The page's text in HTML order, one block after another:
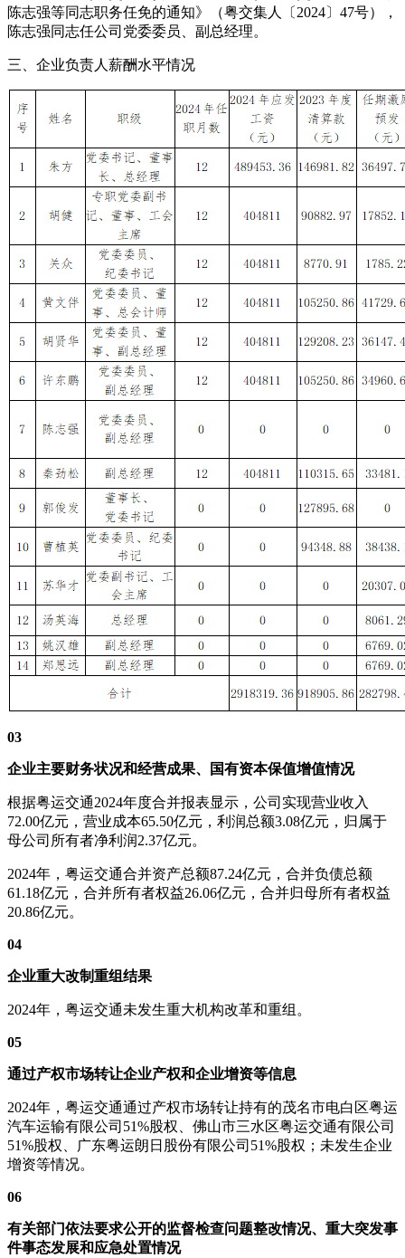
陈志强等同志职务任免的通知》（粤交集人〔2024〕47号），
陈志强同志任公司党委委员、副总经理。
三、企业负责人薪酬水平情况
03
企业主要财务状况和经营成果、国有资本保值增值情况
根据粤运交通2024年度合并报表显示，公司实现营业收入
72.00亿元，营业成本65.50亿元，利润总额3.08亿元，归属于
母公司所有者净利润2.37亿元。
2024年，粤运交通合并资产总额87.24亿元，合并负债总额
61.18亿元，合并所有者权益26.06亿元，合并归母所有者权益
20.86亿元。
04
企业重大改制重组结果
2024年，粤运交通未发生重大机构改革和重组。
05
通过产权市场转让企业产权和企业增资等信息
2024年，粤运交通通过产权市场转让持有的茂名市电白区粤运
汽车运输有限公司51%股权、佛山市三水区粤运交通有限公司
51%股权、广东粤运朗日股份有限公司51%股权；未发生企业
增资等情况。
06
有关部门依法要求公开的监督检查问题整改情况、重大突发事
件事态发展和应急处置情况